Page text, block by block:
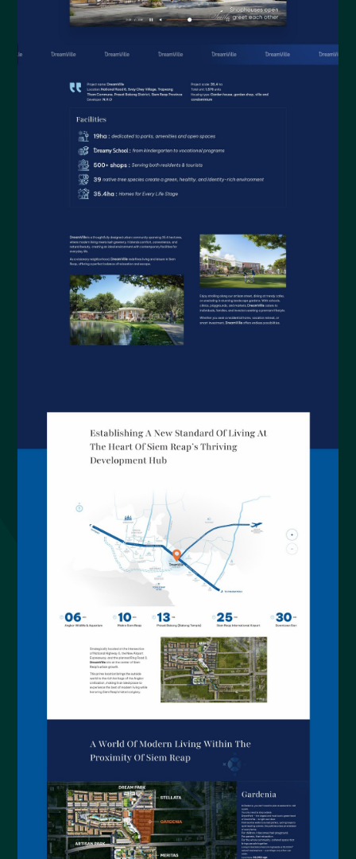
Tay Bac Converging
Website Tay Bac Converging
Imundex
DreamVille
Website DreamVille Siem Reap